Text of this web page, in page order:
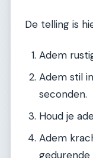
De telling is
Adem
Adem stil
seconden.
Houd je
Adem